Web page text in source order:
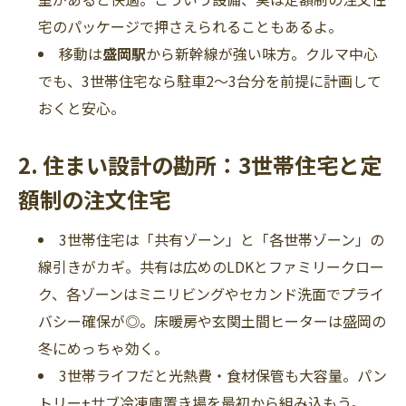
宅のパッケージで押さえられることもあるよ。
移動は盛岡駅から新幹線が強い味方。クルマ中心
でも、3世帯住宅なら駐車2～3台分を前提に計画して
おくと安心。
2. 住まい設計の勘所：3世帯住宅と定
額制の注文住宅
3世帯住宅は「共有ゾーン」と「各世帯ゾーン」の
線引きがカギ。共有は広めのLDKとファミリークロー
ク、各ゾーンはミニリビングやセカンド洗面でプライ
バシー確保が◎。床暖房や玄関土間ヒーターは盛岡の
冬にめっちゃ効く。
3世帯ライフだと光熱費・食材保管も大容量。パン